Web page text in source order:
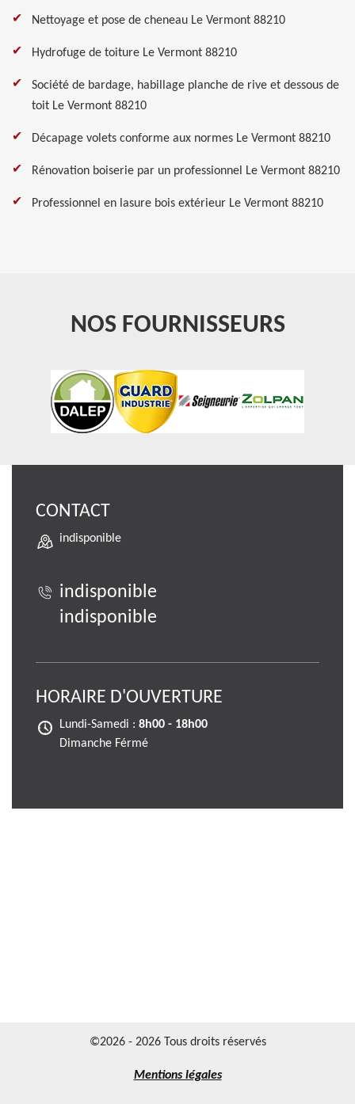
Nettoyage et pose de cheneau Le Vermont 88210
Hydrofuge de toiture Le Vermont 88210
Société de bardage, habillage planche de rive et dessous de
toit Le Vermont 88210
Décapage volets conforme aux normes Le Vermont 88210
Rénovation boiserie par un professionnel Le Vermont 88210
Professionnel en lasure bois extérieur Le Vermont 88210
NOS FOURNISSEURS
CONTACT
indisponible
indisponible
indisponible
HORAIRE D'OUVERTURE
Lundi-Samedi : 8h00 - 18h00
Dimanche Férmé
©2026 - 2026 Tous droits réservés
Mentions légales